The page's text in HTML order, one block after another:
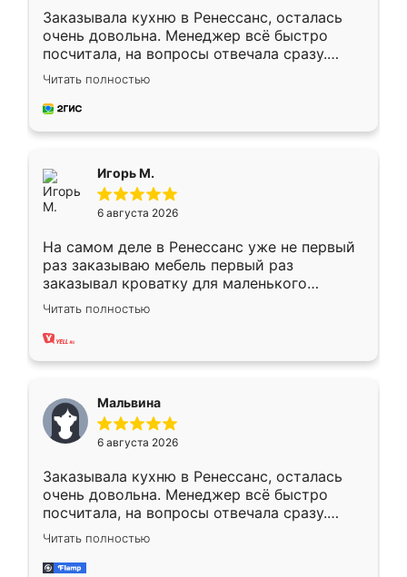
Заказывала кухню в Ренессанс, осталась
очень довольна. Менеджер всё быстро
посчитала, на вопросы отвечала сразу.
Замерщик приехал в субботу, подошёл к
делу со всей ответственностью. Собрали
за день, ребята работали аккуратно, даже
Читать полностью
Игорь М.
6 августа 2026
На самом деле в Ренессанс уже не первый
раз заказываю мебель первый раз
заказывал кроватку для маленького
ребёнка при его рождении ,во второй раз
заказал шкаф-купе. По качеству очень
хорошее сборка достаточно быстрая,
меньше, здесь же он более разнообразный.
Мне нравится ,если что-то потребуется из
мебели буду заказывать только здесь.
Читать полностью
Мальвина
6 августа 2026
Заказывала кухню в Ренессанс, осталась
очень довольна. Менеджер всё быстро
посчитала, на вопросы отвечала сразу.
Замерщик приехал в субботу, подошёл к
делу со всей ответственностью. Собрали
за день, ребята работали аккуратно, даже
Читать полностью